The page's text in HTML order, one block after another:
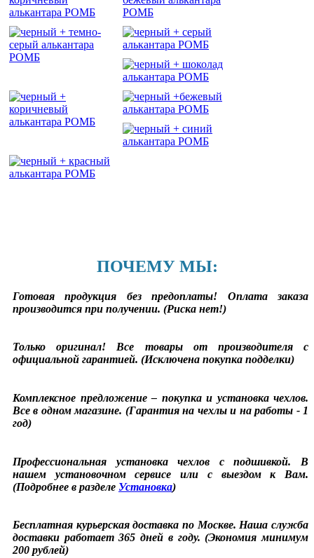
ПОЧЕМУ МЫ:
Готовая продукция без предоплаты! Оплата заказа
производится при получении. (Риска нет!)
Только оригинал! Все товары от производителя с
официальной гарантией. (Исключена покупка подделки)
Комплексное предложение – покупка и установка чехлов.
Все в одном магазине. (Гарантия на чехлы и на работы - 1
год)
Профессиональная установка чехлов с подшивкой. В
нашем установочном сервисе или с выездом к Вам.
(Подробнее в разделе Установка)
Бесплатная курьерская доставка по Москве. Наша служба
доставки работает 365 дней в году. (Экономия минимум
200 рублей)